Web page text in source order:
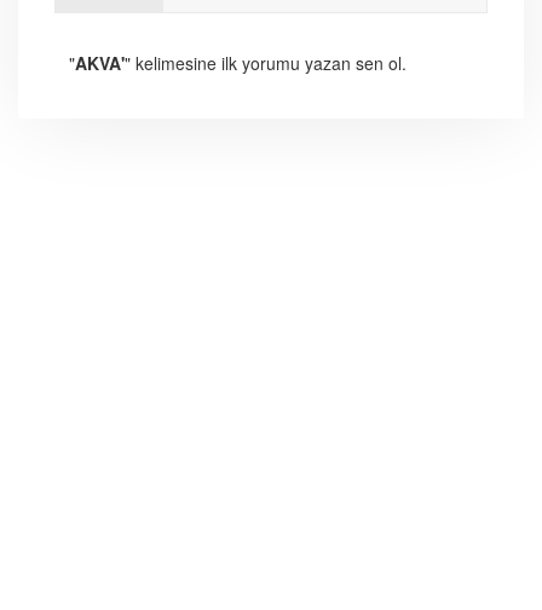
"AKVA'" kelimesine ilk yorumu yazan sen ol.